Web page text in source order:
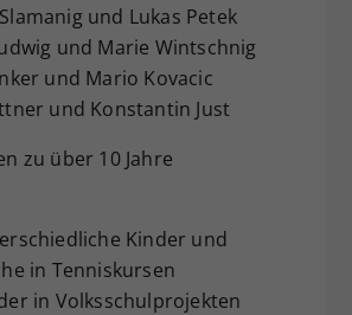
und Lukas Petek
und Marie Wintschnig
und Mario Kovacic
und Konstantin Just
zu über 10 Jahre
Kinder und
in Tenniskursen
in Volksschulprojekten